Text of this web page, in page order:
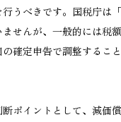
うべきです。国税庁は
せんが、一般的には税
確定申告で調整するこ
ポイントとして、減価